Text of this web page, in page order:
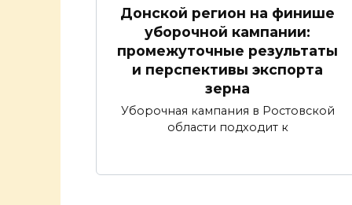
Донской регион на финише
уборочной кампании:
промежуточные результаты
и перспективы экспорта
зерна
Уборочная кампания в Ростовской
области подходит к